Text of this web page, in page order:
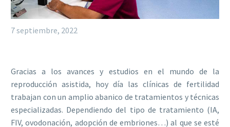
7 septiembre, 2022
Gracias a los avances y estudios en el mundo de la
reproducción asistida, hoy día las clínicas de fertilidad
trabajan con un amplio abanico de tratamientos y técnicas
especializadas. Dependiendo del tipo de tratamiento (IA,
FIV, ovodonación, adopción de embriones…) al que se esté